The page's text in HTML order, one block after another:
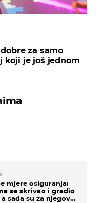
za samo
koji je još jednom
mjere osiguranja:
se skrivao i gradio
sada su za njegovo